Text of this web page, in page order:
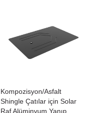
Kompozisyon/Asfalt
Shingle Çatılar için Solar
Raf Alüminyum Yanıp